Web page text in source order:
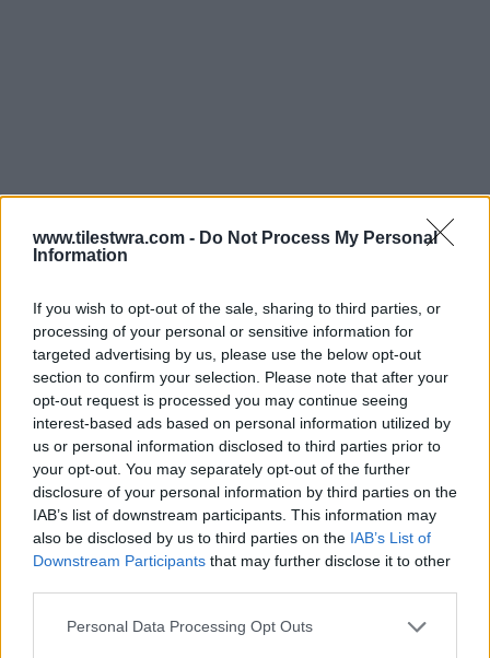
www.tilestwra.com - Do Not Process My Personal
Information
If you wish to opt-out of the sale, sharing to third parties, or
processing of your personal or sensitive information for
targeted advertising by us, please use the below opt-out
section to confirm your selection. Please note that after your
opt-out request is processed you may continue seeing
interest-based ads based on personal information utilized by
us or personal information disclosed to third parties prior to
your opt-out. You may separately opt-out of the further
disclosure of your personal information by third parties on the
IAB’s list of downstream participants. This information may
also be disclosed by us to third parties on the IAB’s List of
Downstream Participants that may further disclose it to other
Personal Data Processing Opt Outs
——Αλήθεια, αυτές τις πρακτικές που
εφαρμόζουν οι δικαστικοί επιμελητές τις
Και πάμε στο ψητό… Όσα διέπραξαν οι…
επιμελητές της Θέμιδος, αφορούν μια παλιά
υπόθεση, πριν από 10 χρόνια, για την οποία
ζητείται από τον… πελάτη τους να εκτελεστεί
το 2017, ενώ είχε δικαστεί το 2007 και αφορά
αστική υπόθεση! Ναι, καλά διαβάσατε!